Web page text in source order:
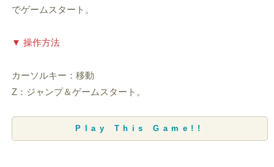
でゲームスタート。
▼ 操作方法
カーソルキー：移動
Z：ジャンプ＆ゲームスタート。
Play This Game!!